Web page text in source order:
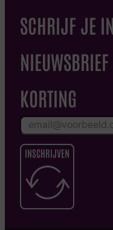
SCHRIJF JE
KORTING
INSCHRIJVEN